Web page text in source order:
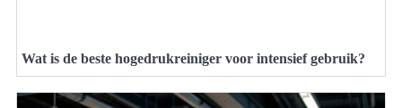
Wat is de beste hogedrukreiniger voor intensief gebruik?